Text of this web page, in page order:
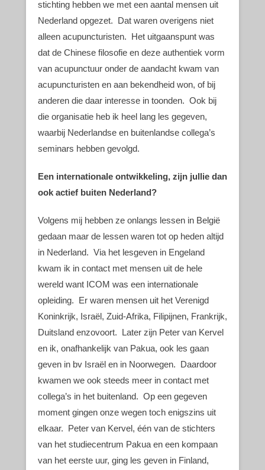
stichting hebben we met een aantal mensen uit
Nederland opgezet. Dat waren overigens niet
alleen acupuncturisten. Het uitgaanspunt was
dat de Chinese filosofie en deze authentiek vorm
van acupunctuur onder de aandacht kwam van
acupuncturisten en aan bekendheid won, of bij
anderen die daar interesse in toonden. Ook bij
die organisatie heb ik heel lang les gegeven,
waarbij Nederlandse en buitenlandse collega’s
seminars hebben gevolgd.
Een internationale ontwikkeling, zijn jullie dan
ook actief buiten Nederland?
Volgens mij hebben ze onlangs lessen in België
gedaan maar de lessen waren tot op heden altijd
in Nederland. Via het lesgeven in Engeland
kwam ik in contact met mensen uit de hele
wereld want ICOM was een internationale
opleiding. Er waren mensen uit het Verenigd
Koninkrijk, Israël, Zuid-Afrika, Filipijnen, Frankrijk,
Duitsland enzovoort. Later zijn Peter van Kervel
en ik, onafhankelijk van Pakua, ook les gaan
geven in bv Israël en in Noorwegen. Daardoor
kwamen we ook steeds meer in contact met
collega’s in het buitenland. Op een gegeven
moment gingen onze wegen toch enigszins uit
elkaar. Peter van Kervel, één van de stichters
van het studiecentrum Pakua en een kompaan
van het eerste uur, ging les geven in Finland,